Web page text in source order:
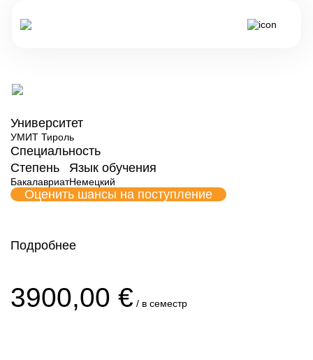
Университет
УМИТ Тироль
Специальность
Степень
Бакалавриат
Язык обучения
Немецкий
Оценить шансы на поступление
Подробнее
УМИТ Тироль
3900,00 € / в семестр